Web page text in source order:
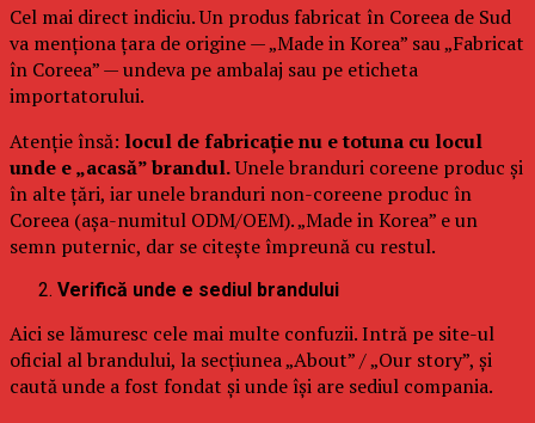
Cel mai direct indiciu. Un produs fabricat în Coreea de Sud
va menționa țara de origine — „Made in Korea” sau „Fabricat
în Coreea” — undeva pe ambalaj sau pe eticheta
importatorului.
Atenție însă: locul de fabricație nu e totuna cu locul
unde e „acasă” brandul.Unele branduri coreene produc și
în alte țări, iar unele branduri non-coreene produc în
Coreea (așa-numitul ODM/OEM). „Made in Korea” e un
semn puternic, dar se citește împreună cu restul.
Verifică unde e sediul brandului
Aici se lămuresc cele mai multe confuzii. Intră pe site-ul
oficial al brandului, la secțiunea „About” / „Our story”, și
caută unde a fost fondat și unde își are sediul compania.